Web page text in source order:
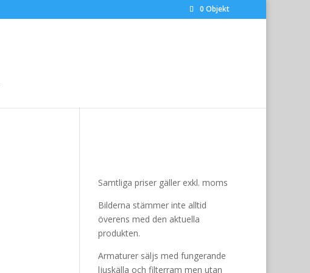
0 Objekt
Samtliga priser gäller exkl. moms
Bilderna stämmer inte alltid
överens med den aktuella
produkten.
Armaturer säljs med fungerande
ljuskälla och filterram men utan